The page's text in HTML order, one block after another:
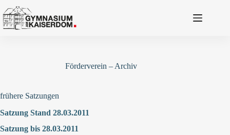
Inhalt
springen
Förderverein – Archiv
frühere Satzungen
Satzung Stand 28.03.2011
Satzung bis 28.03.2011